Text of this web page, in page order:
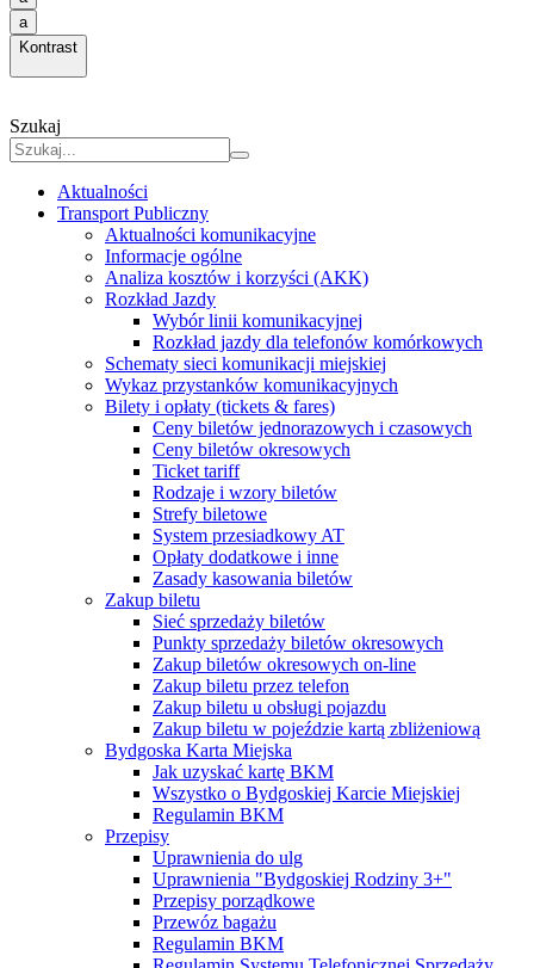
a
Kontrast
Szukaj
Aktualności
Transport Publiczny
Aktualności komunikacyjne
Informacje ogólne
Analiza kosztów i korzyści (AKK)
Rozkład Jazdy
Wybór linii komunikacyjnej
Rozkład jazdy dla telefonów komórkowych
Schematy sieci komunikacji miejskiej
Wykaz przystanków komunikacyjnych
Bilety i opłaty (tickets & fares)
Ceny biletów jednorazowych i czasowych
Ceny biletów okresowych
Ticket tariff
Rodzaje i wzory biletów
Strefy biletowe
System przesiadkowy AT
Opłaty dodatkowe i inne
Zasady kasowania biletów
Zakup biletu
Sieć sprzedaży biletów
Punkty sprzedaży biletów okresowych
Zakup biletów okresowych on-line
Zakup biletu przez telefon
Zakup biletu u obsługi pojazdu
Zakup biletu w pojeździe kartą zbliżeniową
Bydgoska Karta Miejska
Jak uzyskać kartę BKM
Wszystko o Bydgoskiej Karcie Miejskiej
Regulamin BKM
Przepisy
Uprawnienia do ulg
Uprawnienia "Bydgoskiej Rodziny 3+"
Przepisy porządkowe
Przewóz bagażu
Regulamin BKM